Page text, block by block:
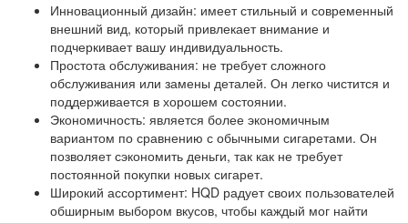
Инновационный дизайн: имеет стильный и современный
внешний вид, который привлекает внимание и
подчеркивает вашу индивидуальность.
Простота обслуживания: не требует сложного
обслуживания или замены деталей. Он легко чистится и
поддерживается в хорошем состоянии.
Экономичность: является более экономичным
вариантом по сравнению с обычными сигаретами. Он
позволяет сэкономить деньги, так как не требует
постоянной покупки новых сигарет.
Широкий ассортимент: HQD радует своих пользователей
обширным выбором вкусов, чтобы каждый мог найти